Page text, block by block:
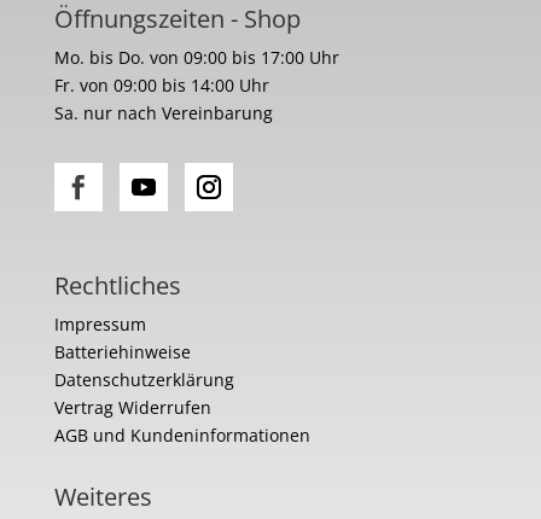
Öffnungszeiten - Shop
Mo. bis Do. von 09:00 bis 17:00 Uhr
Fr. von 09:00 bis 14:00 Uhr
Sa. nur nach Vereinbarung
Rechtliches
Impressum
Batteriehinweise
Datenschutzerklärung
Vertrag Widerrufen
AGB und Kundeninformationen
Weiteres